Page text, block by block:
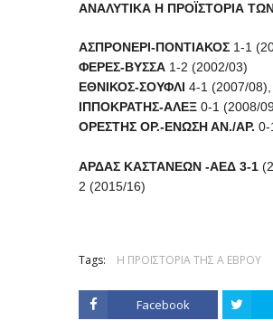
ΑΝΑΛΥΤΙΚΑ Η ΠΡΟΪΣΤΟΡΙΑ
ΑΣΠΡΟΝΕΡΙ-ΠΟΝΤΙΑΚΟΣ 1-1
ΦΕΡΕΣ-ΒΥΣΣΑ 1-2 (2002/03)
ΕΘΝΙΚΟΣ-ΣΟΥΦΛΙ 4-1 (2007/
ΙΠΠΟΚΡΑΤΗΣ-ΑΛΕΞ 0-1 (2008/
ΟΡΕΣΤΗΣ ΟΡ.-ΕΝΩΣΗ ΑΝ./ΑΡ. 0-
ΑΡΔΑΣ ΚΑΣΤΑΝΕΩΝ -ΑΕΔ 3-1
2 (2015/16)
Tags: Η ΠΡΟΪΣΤΟΡΙΑ ΤΗΣ Α ΕΒΡΟΥ
Facebook